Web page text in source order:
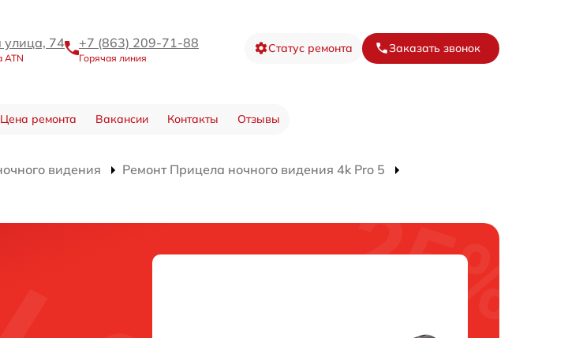
улица, 74
ATN
+7 (863) 209-71-88
Горячая линия
Статус ремонта Заказать звонок
Цена ремонта Вакансии Контакты Отзывы
видения
Ремонт Прицела ночного видения 4k Pro 5